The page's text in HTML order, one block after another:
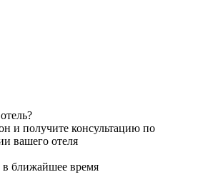
и получите консультацию по
вашего отеля
ближайшее время